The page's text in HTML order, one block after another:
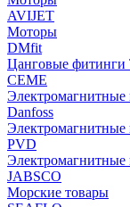
AVIJET
Моторы
DMfit
Цанговые фитинги
CEME
Электромагнитные
Danfoss
Электромагнитные
PVD
Электромагнитные
JABSCO
Морские товары